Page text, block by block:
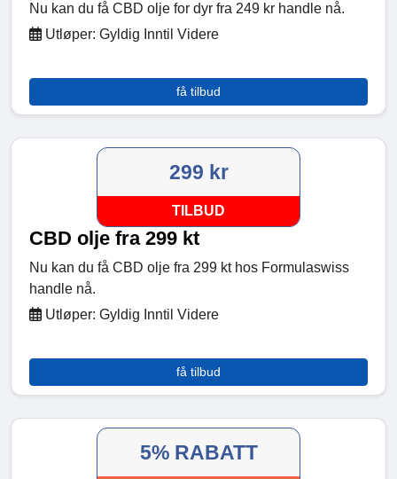
Nu kan du få CBD olje for dyr fra 249 kr handle nå.
Utløper: Gyldig Inntil Videre
få tilbud
299 kr
TILBUD
CBD olje fra 299 kt
Nu kan du få CBD olje fra 299 kt hos Formulaswiss
handle nå.
Utløper: Gyldig Inntil Videre
få tilbud
5% RABATT